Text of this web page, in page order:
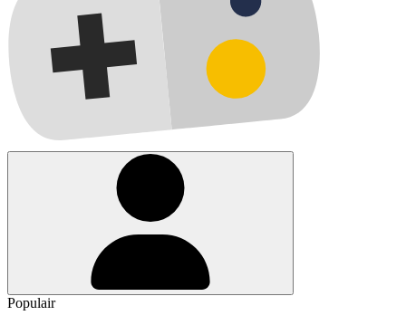
Populair